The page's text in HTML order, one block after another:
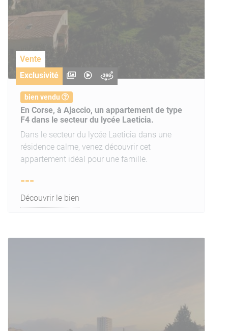
Vente
Exclusivité
bien vendu
En Corse, à Ajaccio, un appartement de type
F4 dans le secteur du lycée Laeticia.
Dans le secteur du lycée Laeticia dans une
résidence calme, venez découvrir cet
appartement idéal pour une famille.
---
Découvrir le bien